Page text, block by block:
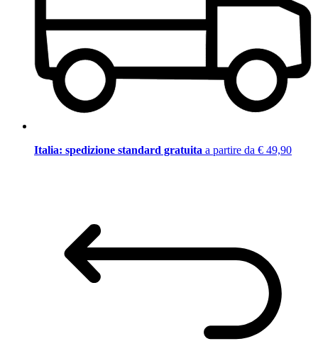
Italia: spedizione standard gratuita a partire da € 49,90